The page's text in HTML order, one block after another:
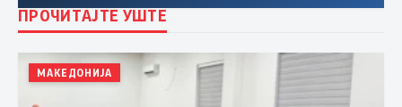
ПРОЧИТАЈТЕ УШТЕ
МАКЕДОНИЈА